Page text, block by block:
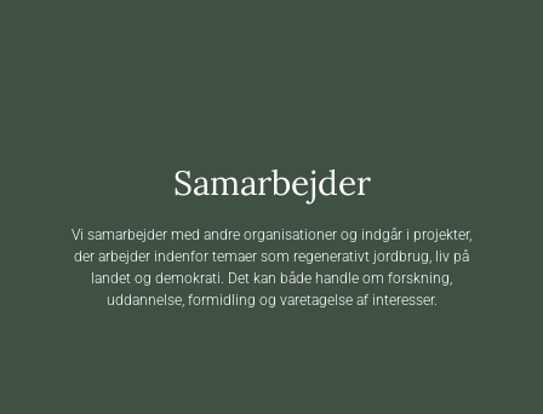
Samarbejder
Vi samarbejder med andre organisationer og indgår i projekter,
der arbejder indenfor temaer som regenerativt jordbrug, liv på
landet og demokrati. Det kan både handle om forskning,
uddannelse, formidling og varetagelse af interesser.